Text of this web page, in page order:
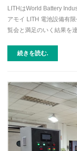
LITHはWorld Battery
アモイ LITH 電池設備有
覧会と満足のいく結果を
中、彼らが出展した コ
組立設備ライン と パウチ
は、すべての参加企業に
マイズサービス」に属し
適なコミュニケーション
続きを読む.